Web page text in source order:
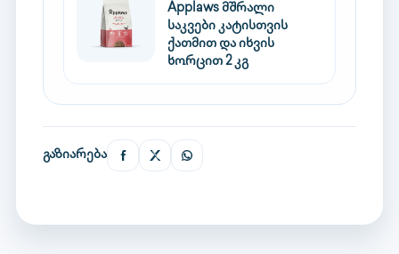
Applaws მშრალი
საკვები კატისთვის
ქათმით და იხვის
ხორცით 2 კგ
გაზიარება